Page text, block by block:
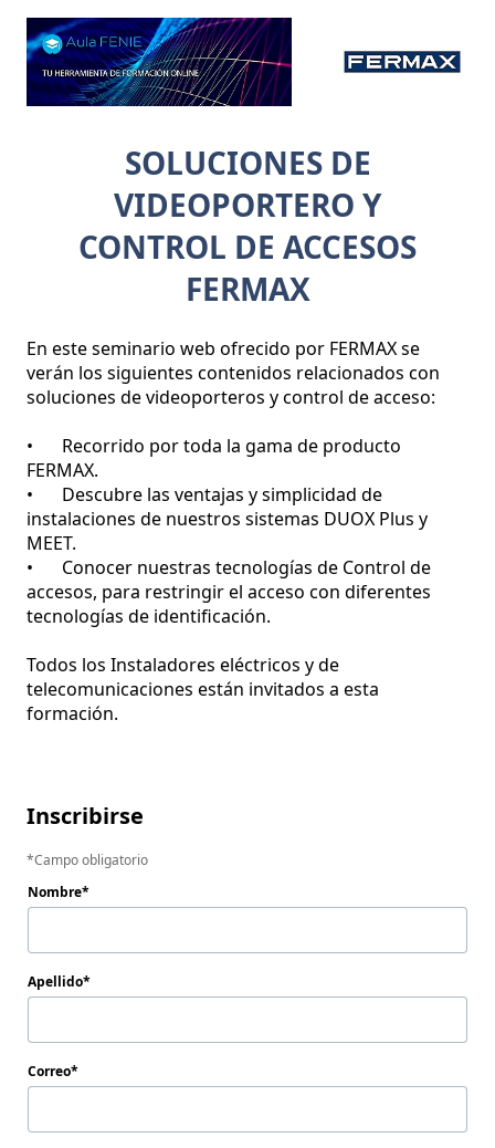
SOLUCIONES DE
VIDEOPORTERO Y
CONTROL DE ACCESOS
FERMAX
En este seminario web ofrecido por FERMAX se
verán los siguientes contenidos relacionados con
soluciones de videoporteros y control de acceso:
•	Recorrido por toda la gama de producto
FERMAX.
•	Descubre las ventajas y simplicidad de
instalaciones de nuestros sistemas DUOX Plus y
MEET.
•	Conocer nuestras tecnologías de Control de
accesos, para restringir el acceso con diferentes
tecnologías de identificación.
Todos los Instaladores eléctricos y de
telecomunicaciones están invitados a esta
formación.
Inscribirse
Campo obligatorio
Nombre
Apellido
Correo